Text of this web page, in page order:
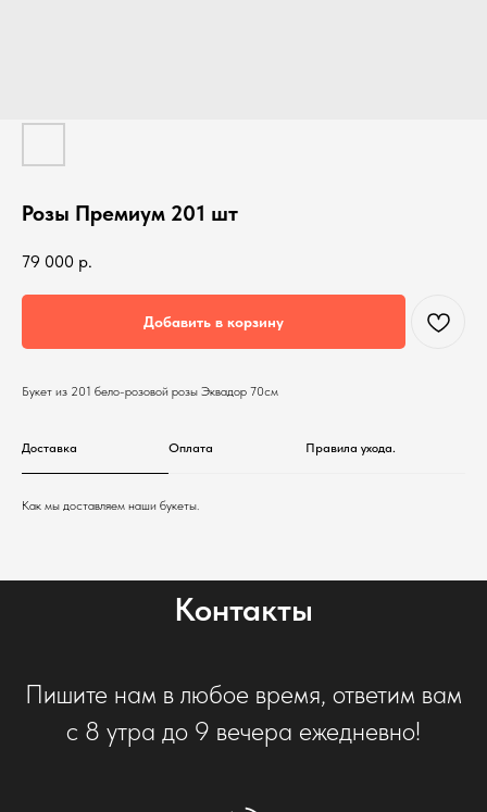
Розы Премиум 201 шт
79 000 р.
Добавить в корзину
Букет из 201 бело-розовой розы Эквадор 70см
Доставка Оплата Правила ухода.
Как мы доставляем наши букеты.
Контакты
Пишите нам в любое время, ответим вам
с 8 утра до 9 вечера ежедневно!